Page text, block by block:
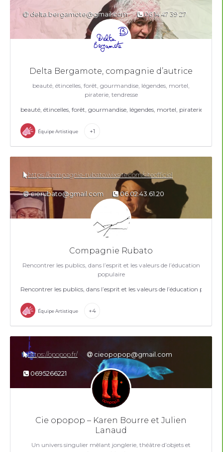
Delta Bergamote, compagnie d’autrice
beauté, étincelles, forêt, gourmandise, légendes, mortel,
piraterie, tendresse
beauté, étincelles, forêt, gourmandise, légendes, mortel, piraterie,
delta.bergamote@gmail.com 06 14 47 39 27
Équipe Artistique +1
Compagnie Rubato
Rencontrer les publics, dans l’esprit et les valeurs de l’éducation
populaire
Rencontrer les publics, dans l’esprit et les valeurs de l’éducation
https://compagnie-rubato.wixsite.com/siteofficiel
cierubato@gmail.com 06.02.43.61.20
Équipe Artistique +4
Cie opopop – Karen Bourre et Julien
Lanaud
Un univers singulier mêlant jonglerie, théâtre d’objets et
https://opopop.fr/ cieopopop@gmail.com
0695266221